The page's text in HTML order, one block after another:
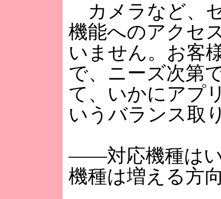
カメラなど、
機能へのアクセ
いません。お客
で、ニーズ次第
て、いかにアプ
いうバランス取
――対応機種はい
機種は増える方